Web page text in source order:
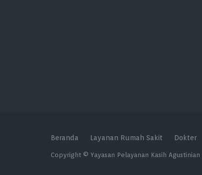
Beranda Layanan Rumah Sakit Dokter
Copyright © Yayasan Pelayanan Kasih